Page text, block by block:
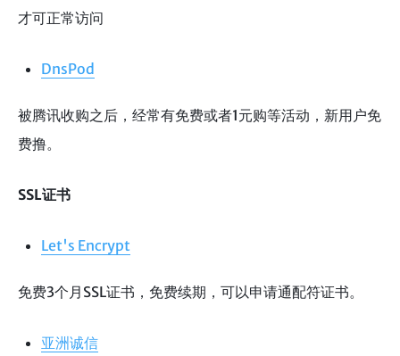
才可正常访问
DnsPod
被腾讯收购之后，经常有免费或者1元购等活动，新用户免
费撸。
SSL证书
Let's Encrypt
免费3个月SSL证书，免费续期，可以申请通配符证书。
亚洲诚信